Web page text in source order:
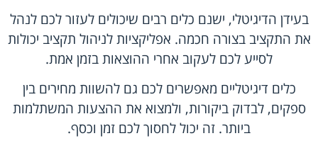
בעידן הדיגיטלי, ישנם כלים רבים שיכולים לעזור לכם לנהל
את התקציב בצורה חכמה. אפליקציות לניהול תקציב יכולות
לסייע לכם לעקוב אחרי ההוצאות בזמן אמת.
כלים דיגיטליים מאפשרים לכם גם להשוות מחירים בין
ספקים, לבדוק ביקורות, ולמצוא את ההצעות המשתלמות
ביותר. זה יכול לחסוך לכם זמן וכסף.